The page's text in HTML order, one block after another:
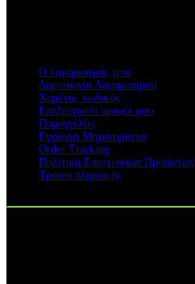
Ο λογαριασμός μου
Δημιουργία Λογαριασμού
Χαμένος κωδικός
Επεξεργασία προφίλ μου
Παραγγελίες
Εγγύηση Μηχανημάτων
Order Tracking
Πολιτική Επιστροφών Προϊόντων
Τρόποι πληρωμής